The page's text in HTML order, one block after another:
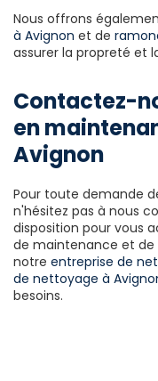
Nous offrons
à Avignon et de
assurer la propreté et
Contactez-
en
Avignon
Pour toute demande
n'hésitez pas à nous
disposition pour vous
de maintenance et
notre entreprise de
de nettoyage à
besoins.